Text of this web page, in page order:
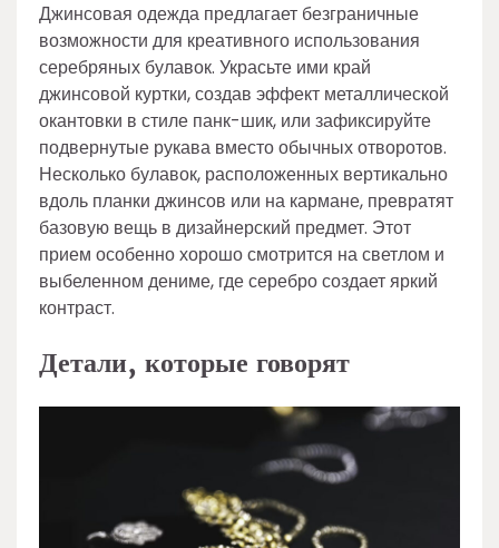
Джинсовая одежда предлагает безграничные
возможности для креативного использования
серебряных булавок. Украсьте ими край
джинсовой куртки, создав эффект металлической
окантовки в стиле панк-шик, или зафиксируйте
подвернутые рукава вместо обычных отворотов.
Несколько булавок, расположенных вертикально
вдоль планки джинсов или на кармане, превратят
базовую вещь в дизайнерский предмет. Этот
прием особенно хорошо смотрится на светлом и
выбеленном дениме, где серебро создает яркий
контраст.
Детали, которые говорят